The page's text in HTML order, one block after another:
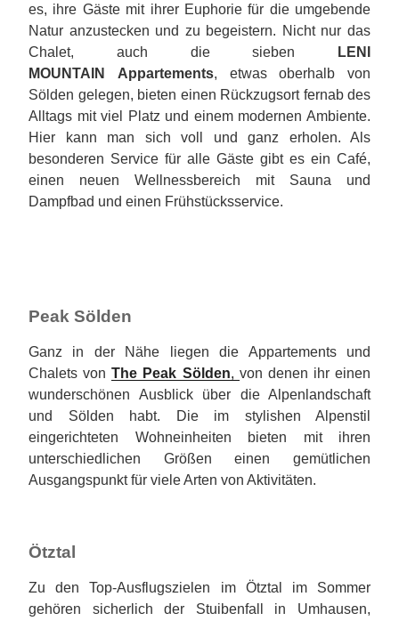
es, ihre Gäste mit ihrer Euphorie für die umgebende
Natur anzustecken und zu begeistern. Nicht nur das
Chalet, auch die sieben
LENI
MOUNTAIN
Appartements, etwas oberhalb von
Sölden gelegen, bieten einen Rückzugsort fernab des
Alltags mit viel Platz und einem modernen Ambiente.
Hier kann man sich voll und ganz erholen. Als
besonderen Service für alle Gäste gibt es ein Café,
einen neuen Wellnessbereich mit Sauna und
Dampfbad und einen Frühstücksservice.
Peak Sölden
Ganz in der Nähe liegen die Appartements und
Chalets vonThe Peak Sölden, von denen ihr einen
wunderschönen Ausblick über die Alpenlandschaft
und Sölden habt. Die im stylishen Alpenstil
eingerichteten Wohneinheiten bieten mit ihren
unterschiedlichen Größen einen gemütlichen
Ausgangspunkt für viele Arten von Aktivitäten.
Ötztal
Zu den Top-Ausflugszielen im Ötztal im Sommer
gehören sicherlich der Stuibenfall in Umhausen,